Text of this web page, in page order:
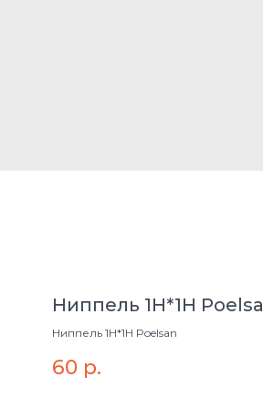
Ниппель 1Н*1Н
Ниппель 1Н*1Н Poelsan
60 р.